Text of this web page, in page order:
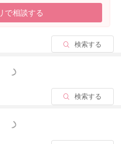
に、「私は悪くないのに」「旦那
気持ちは小さくならないかもしれ
夫婦でどうしたいのか、夫へ何を
人もいれば変わらない人もいま
か、家族として生きていけるの
の在り方を考えるべきタイミング
で相談する
検索する
と見る
検索する
と見る